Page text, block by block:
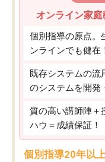
オンライン家
個別指導の原点。
ンラインでも健在
既存システムの流
のシステムを開発
質の高い講師陣＋
ハウ＝成績保証！
個別指導20年以